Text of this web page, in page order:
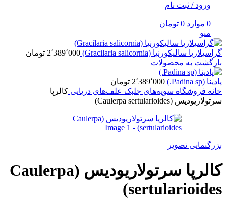
ورود / ثبت نام
0 موارد 0 تومان
منو
گراسیلاریا سالیکورنیا (Gracilaria salicornia) 2٬389٬000 تومان
بازگشت به محصولات
پادینا (Padina sp.) 2٬389٬000 تومان
خانه فروشگاه سویه‌های جلبک علف‌های دریایی کالرپا
سرتولاریودیس (Caulerpa sertularioides)
بزرگنمایی تصویر
کالرپا سرتولاریودیس (Caulerpa
sertularioides)